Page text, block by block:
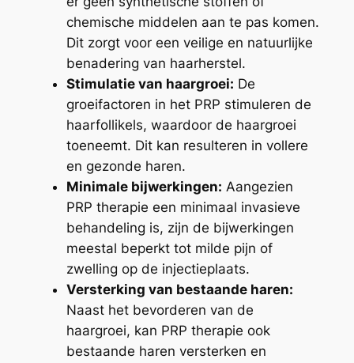
chemische middelen aan te pas komen.
Dit zorgt voor een veilige en natuurlijke
benadering van haarherstel.
Stimulatie van haargroei: De
groeifactoren in het PRP stimuleren de
haarfollikels, waardoor de haargroei
toeneemt. Dit kan resulteren in vollere
en gezonde haren.
Minimale bijwerkingen: Aangezien
PRP therapie een minimaal invasieve
behandeling is, zijn de bijwerkingen
meestal beperkt tot milde pijn of
zwelling op de injectieplaats.
Versterking van bestaande haren:
Naast het bevorderen van de
haargroei, kan PRP therapie ook
bestaande haren versterken en